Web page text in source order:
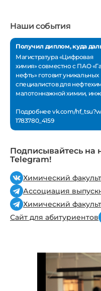
Наши события
Получил диплом, куда
Магистратура «Цифровая
химия» совместно с ПАО
нефть» готовит уникальных
специалистов для
малотоннажной химии,
Подробнее vk.com/
1783780_4159
Подписывайтесь на
Telegram!
Химический
Ассоциация
Химический
Сайт для абитуриентов